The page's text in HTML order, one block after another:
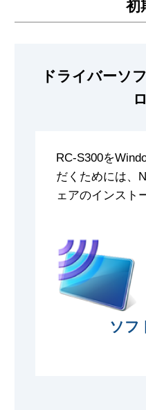
初
ドライバーソ
RC-S300を
だくためには、
ェアのインスト
ソフ